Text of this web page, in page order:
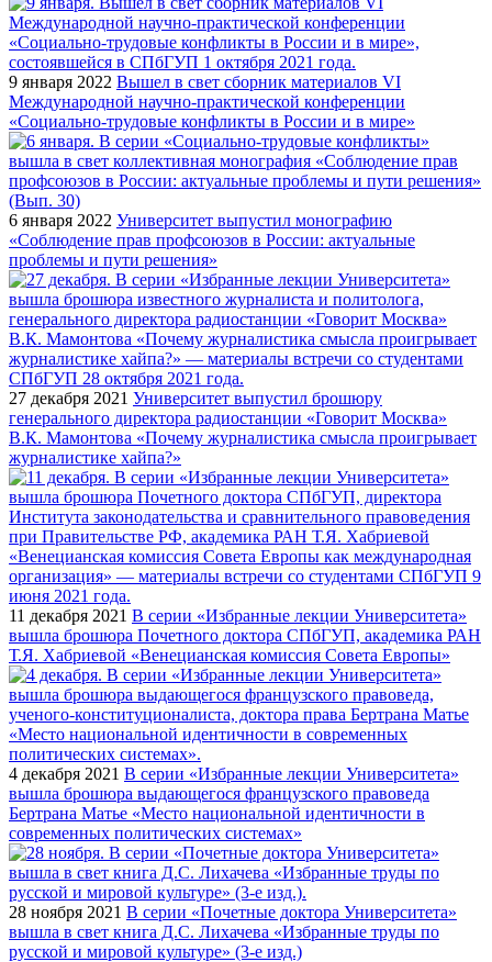
9 января 2022 Вышел в свет сборник материалов VI
Международной научно-практической конференции
«Социально-трудовые конфликты в России и в мире»
6 января 2022 Университет выпустил монографию
«Соблюдение прав профсоюзов в России: актуальные
проблемы и пути решения»
27 декабря 2021 Университет выпустил брошюру
генерального директора радиостанции «Говорит Москва»
В.К. Мамонтова «Почему журналистика смысла проигрывает
журналистике хайпа?»
11 декабря 2021 В серии «Избранные лекции Университета»
вышла брошюра Почетного доктора СПбГУП, академика РАН
Т.Я. Хабриевой «Венецианская комиссия Совета Европы»
4 декабря 2021 В серии «Избранные лекции Университета»
вышла брошюра выдающегося французского правоведа
Бертрана Матье «Место национальной идентичности в
современных политических системах»
28 ноября 2021 В серии «Почетные доктора Университета»
вышла в свет книга Д.С. Лихачева «Избранные труды по
русской и мировой культуре» (3-е изд.)